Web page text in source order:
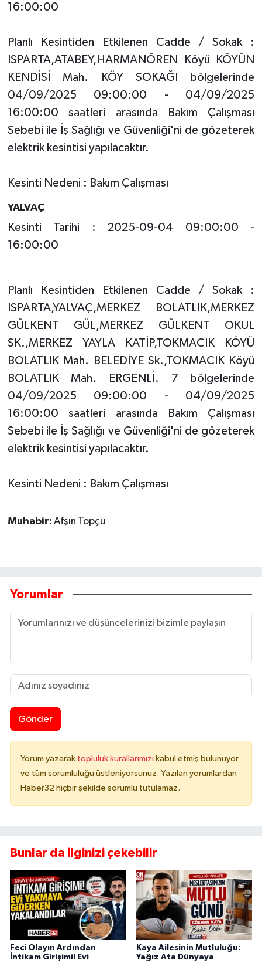
16:00:00
Planlı Kesintiden Etkilenen Cadde / Sokak :
ISPARTA,ATABEY,HARMANÖREN Köyü KÖYÜN
KENDİSİ Mah. KÖY SOKAĞI bölgelerinde
04/09/2025 09:00:00 - 04/09/2025
16:00:00 saatleri arasında Bakım Çalışması
Sebebi ile İş Sağlığı ve Güvenliği'ni de gözeterek
elektrik kesintisi yapılacaktır.
Kesinti Nedeni : Bakım Çalışması
YALVAÇ
Kesinti Tarihi : 2025-09-04 09:00:00 -
16:00:00
Planlı Kesintiden Etkilenen Cadde / Sokak :
ISPARTA,YALVAÇ,MERKEZ BOLATLIK,MERKEZ
GÜLKENT GÜL,MERKEZ GÜLKENT OKUL
SK.,MERKEZ YAYLA KATİP,TOKMACIK KÖYÜ
BOLATLIK Mah. BELEDİYE Sk.,TOKMACIK Köyü
BOLATLIK Mah. ERGENLİ. 7 bölgelerinde
04/09/2025 09:00:00 - 04/09/2025
16:00:00 saatleri arasında Bakım Çalışması
Sebebi ile İş Sağlığı ve Güvenliği'ni de gözeterek
elektrik kesintisi yapılacaktır.
Kesinti Nedeni : Bakım Çalışması
Muhabir: Afşın Topçu
Yorumlar
Gönder
Yorum yazarak topluluk kurallarımızı kabul etmiş bulunuyor
ve tüm sorumluluğu üstleniyorsunuz. Yazılan yorumlardan
Haber32 hiçbir şekilde sorumlu tutulamaz.
Bunlar da ilginizi çekebilir
Feci Olayın Ardından
İntikam Girişimi! Evi
Kaya Ailesinin Mutluluğu:
Yağız Ata Dünyaya